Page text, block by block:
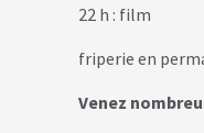
22 h : film
friperie en
Venez